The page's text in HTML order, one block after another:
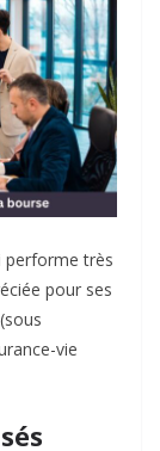
performe très
pour ses
vie